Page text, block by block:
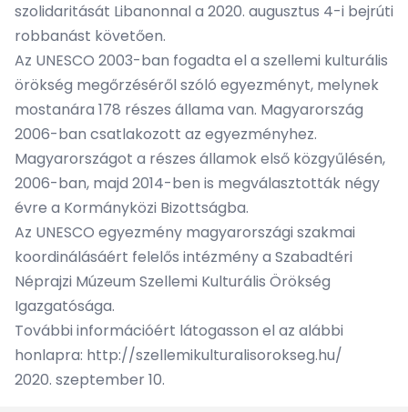
szolidaritását Libanonnal a 2020. augusztus 4-i bejrúti
robbanást követően.
Az UNESCO 2003-ban fogadta el a szellemi kulturális
örökség megőrzéséről szóló egyezményt, melynek
mostanára 178 részes állama van. Magyarország
2006-ban csatlakozott az egyezményhez.
Magyarországot a részes államok első közgyűlésén,
2006-ban, majd 2014-ben is megválasztották négy
évre a Kormányközi Bizottságba.
Az UNESCO egyezmény magyarországi szakmai
koordinálásáért felelős intézmény a Szabadtéri
Néprajzi Múzeum Szellemi Kulturális Örökség
Igazgatósága.
További információért látogasson el az alábbi
honlapra: http://szellemikulturalisorokseg.hu/
2020. szeptember 10.